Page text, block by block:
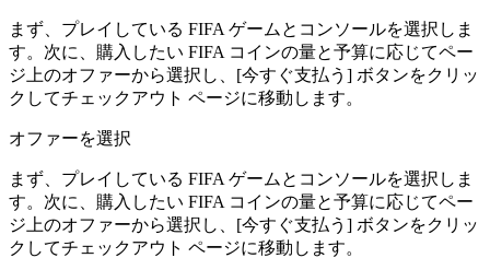
まず、プレイしている FIFA ゲームとコンソールを選択しま
す。次に、購入したい FIFA コインの量と予算に応じてペー
ジ上のオファーから選択し、[今すぐ支払う] ボタンをクリッ
クしてチェックアウト ページに移動します。
オファーを選択
まず、プレイしている FIFA ゲームとコンソールを選択しま
す。次に、購入したい FIFA コインの量と予算に応じてペー
ジ上のオファーから選択し、[今すぐ支払う] ボタンをクリッ
クしてチェックアウト ページに移動します。